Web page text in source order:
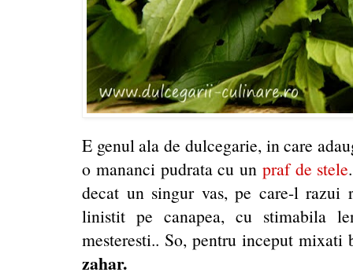
E genul ala de dulcegarie, in care
o mananci pudrata cu un praf de stele
decat un singur vas, pe care-l
linistit pe canapea, cu stimabila
mesteresti.. So, pentru inceput
zahar.